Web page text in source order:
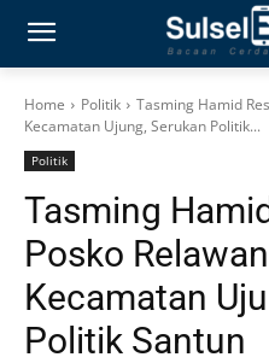
Home Politik
Tasming Hamid
Kecamatan Ujung, Serukan Politik...
Politik
Tasming
Posko
Kecamatan
Politik Santun